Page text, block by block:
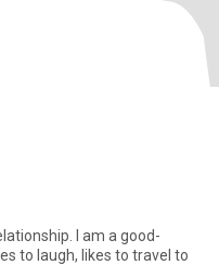
I am a good-
to laugh, likes to travel to